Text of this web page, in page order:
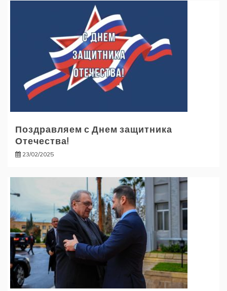
Поздравляем с Днем защитника
Отечества!
23/02/2025